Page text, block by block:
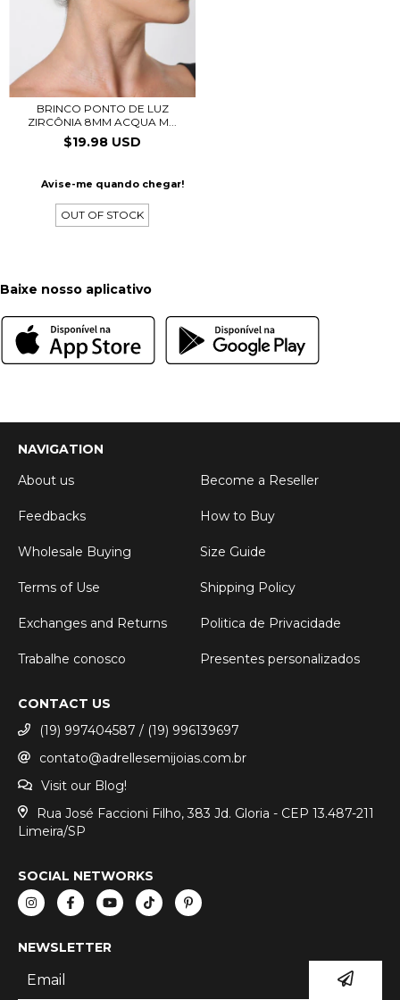
BRINCO PONTO DE LUZ
ZIRCÔNIA 8MM ACQUA M...
$19.98 USD
Avise-me quando chegar!
OUT OF STOCK
Baixe nosso aplicativo
NAVIGATION
About us
Become a Reseller
Feedbacks How to Buy
Wholesale Buying Size Guide
Terms of Use Shipping Policy
Exchanges and Returns Politica de Privacidade
Trabalhe conosco Presentes personalizados
CONTACT US
(19) 997404587 / (19) 996139697
contato@adrellesemijoias.com.br
Visit our Blog!
Rua José Faccioni Filho, 383 Jd. Gloria - CEP 13.487-211
Limeira/SP
SOCIAL NETWORKS
NEWSLETTER